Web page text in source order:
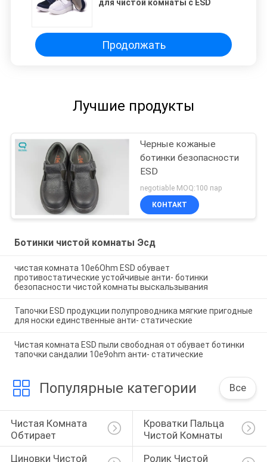
для чистой комнаты с ESD
Продолжать
Лучшие продукты
Черные кожаные
ботинки безопасности
ESD
negotiable MOQ:100 пар
КОНТАКТ
Ботинки чистой комнаты Эсд
чистая комната 10e6Ohm ESD обувает
противостатические устойчивые анти- ботинки
безопасности чистой комнаты выскальзывания
Тапочки ESD продукции полупроводника мягкие пригодные
для носки единственные анти- статические
Чистая комната ESD пыли свободная от обувает ботинки
тапочки сандалии 10e9ohm анти- статические
Популярные категории Все
Чистая Комната
Обтирает
Кроватки Пальца
Чистой Комнаты
Циновки Чистой
Ролик Чистой